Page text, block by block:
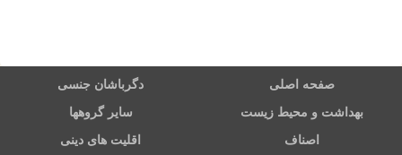
صفحه اصلی دگرباشان جنسی
بهداشت و محیط زیست سایر گروهها
اصناف اقلیت های دینی